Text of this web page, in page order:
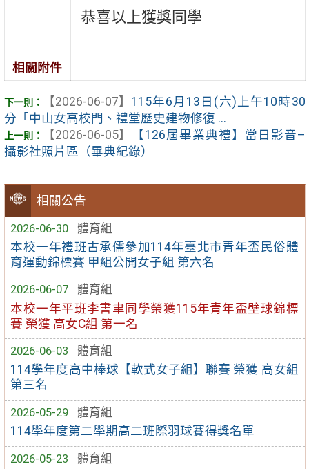
相關公告
2026-06-30
體育組
本校一年禮班古承儒參加114年臺北市青年盃民俗體
育運動錦標賽 甲組公開女子組 第六名
2026-06-07
體育組
本校一年平班李書聿同學榮獲115年青年盃壁球錦標
賽 榮獲 高女C組 第一名
2026-06-03
體育組
114學年度高中棒球【軟式女子組】聯賽 榮獲 高女組
第三名
2026-05-29
體育組
114學年度第二學期高二班際羽球賽得獎名單
2026-05-23
體育組
恭喜以上獲獎同學
相關附件
【2026-06-07】 115年6月13日(六)上午10時30
分「中山女高校門、禮堂歷史建物修復 ...
【2026-06-05】
【126屆畢業典禮】當日影音–
攝影社照片區（畢典紀錄）